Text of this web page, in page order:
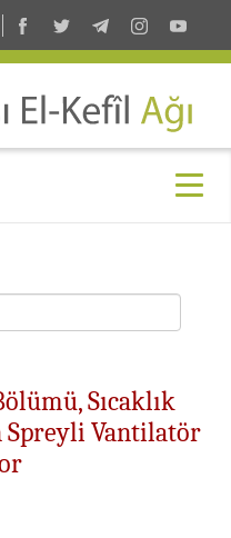
Sıcaklık
Spreyli Vantilatör